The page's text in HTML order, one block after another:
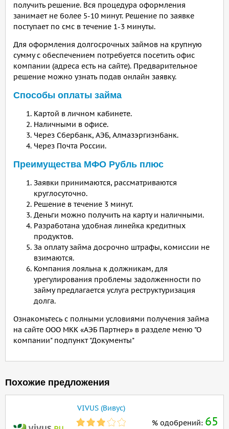
получить решение. Вся процедура оформления
занимает не более 5-10 минут. Решение по заявке
поступает по смс в течение 1-3 минуты.
Для оформления долгосрочных займов на крупную
сумму с обеспечением потребуется посетить офис
компании (адреса есть на сайте). Предварительное
решение можно узнать подав онлайн заявку.
Способы оплаты займа
Картой в личном кабинете.
Наличными в офисе.
Через Сбербанк, АЭБ, Алмазэргиэнбанк.
Через Почта России.
Преимущества МФО Рубль плюс
Заявки принимаются, рассматриваются
круглосуточно.
Решение в течение 3 минут.
Деньги можно получить на карту и наличными.
Разработана удобная линейка кредитных
продуктов.
За оплату займа досрочно штрафы, комиссии не
взимаются.
Компания лояльна к должникам, для
урегулирования проблемы задолженности по
займу предлагается услуга реструктуризация
долга.
Ознакомьтесь с полными условиями получения займа
на сайте ООО МКК «АЭБ Партнер» в разделе меню "О
компании" подпункт "Документы"
Похожие предложения
VIVUS (Вивус)
% одобрений: 65